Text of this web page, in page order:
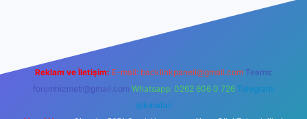
Reklam ve İletişim: E-mail: backlinkpaneli@gmail.com Teams:
forumhizmeti@gmail.com Whatsapp: 0262 606 0 726 Telegram:
@karabul